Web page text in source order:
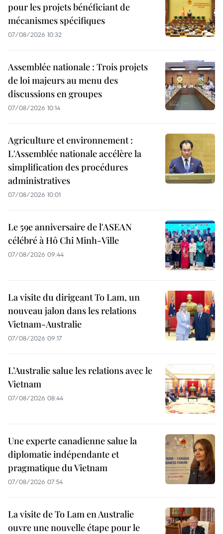
pour les projets bénéficiant de
mécanismes spécifiques
07/08/2026 10:32
Assemblée nationale : Trois projets
de loi majeurs au menu des
discussions en groupes
07/08/2026 10:14
Agriculture et environnement :
L'Assemblée nationale accélère la
simplification des procédures
administratives
07/08/2026 10:01
Le 59e anniversaire de l'ASEAN
célébré à Hô Chi Minh-Ville
07/08/2026 09:44
La visite du dirigeant To Lam, un
nouveau jalon dans les relations
Vietnam-Australie
07/08/2026 09:17
L’Australie salue les relations avec le
Vietnam
07/08/2026 08:44
Une experte canadienne salue la
diplomatie indépendante et
pragmatique du Vietnam
07/08/2026 07:54
La visite de To Lam en Australie
ouvre une nouvelle étape pour le